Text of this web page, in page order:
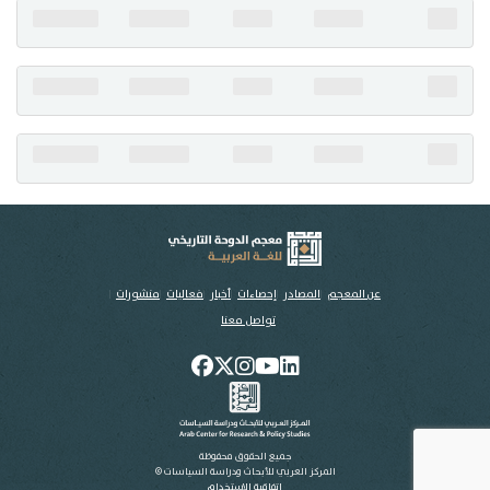
عن المعجم المصادر إحصاءات أخبار فعاليات منشورات
تواصل معنا
جميع الحقوق محفوظة
المركز العربي للأبحاث ودراسة السياسات ©